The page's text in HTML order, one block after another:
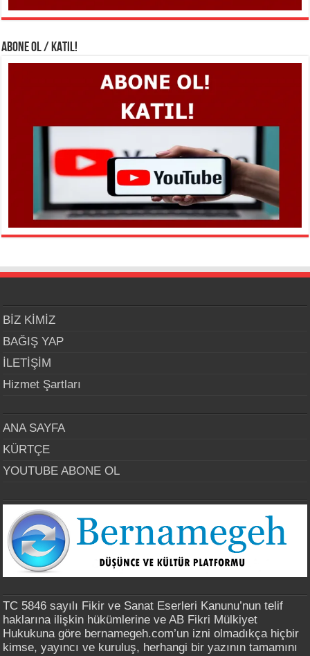
ABONE OL / KATIL!
BİZ KİMİZ
BAĞIŞ YAP
İLETİŞİM
Hizmet Şartları
ANA SAYFA
KÜRTÇE
YOUTUBE ABONE OL
TC 5846 sayılı Fikir ve Sanat Eserleri Kanunu’nun telif
haklarına ilişkin hükümlerine ve AB Fikri Mülkiyet
Hukukuna göre bernamegeh.com’un izni olmadıkça hiçbir
kimse, yayıncı ve kuruluş, herhangi bir yazının tamamını